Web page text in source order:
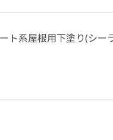
ト系屋根用下塗り(シ